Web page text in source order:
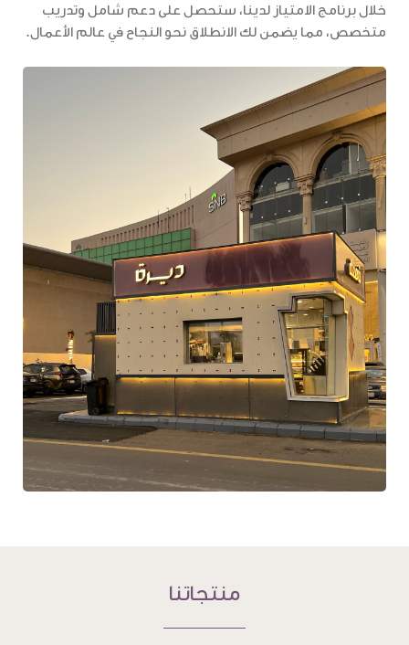
خلال برنامج الامتياز لدينا، ستحصل على دعم شامل وتدريب
متخصص، مما يضمن لك الانطلاق نحو النجاح في عالم الأعمال.
منتجاتنا